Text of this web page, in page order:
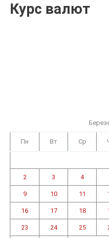
Курс валют
Пн Вт Ср
2 3 4
9 10 11
16 17 18
23 24 25